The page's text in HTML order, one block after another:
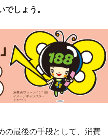
でしょう。
の最後の手段として、消費